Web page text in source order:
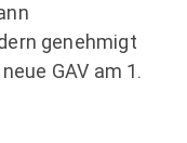
genehmigt
GAV am 1.